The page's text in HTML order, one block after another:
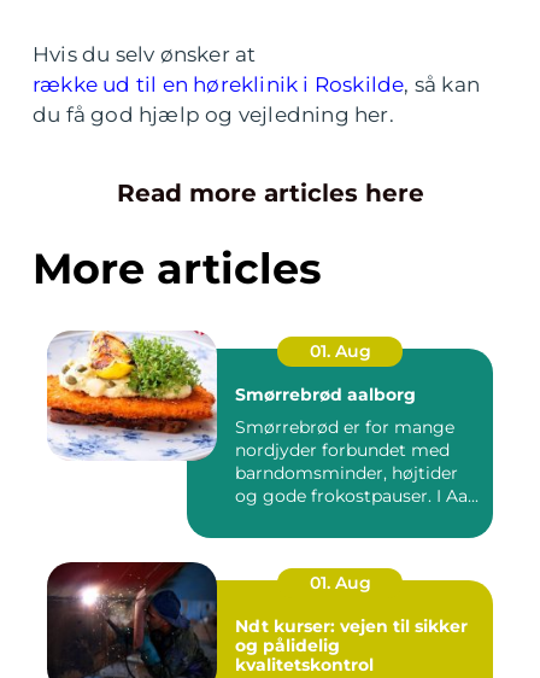
Hvis du selv ønsker at
række ud til en høreklinik i Roskilde, så kan
du få god hjælp og vejledning her.
Read more articles here
More articles
01. Aug
Smørrebrød aalborg
Smørrebrød er for mange
nordjyder forbundet med
barndomsminder, højtider
og gode frokostpauser. I Aa...
01. Aug
Ndt kurser: vejen til sikker
og pålidelig
kvalitetskontrol